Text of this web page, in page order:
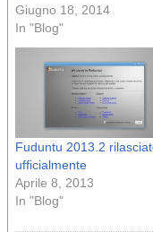
Giugno 18, 2014
In "Blog"
Fuduntu 2013.2
ufficialmente
Aprile 8, 2013
In "Blog"